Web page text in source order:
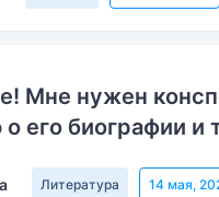
Мне нужен
его биографии и
Литература 14 мая,